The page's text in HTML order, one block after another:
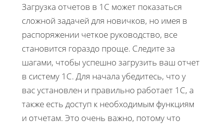
Загрузка отчетов в 1С может показаться
сложной задачей для новичков, но имея в
распоряжении четкое руководство, все
становится гораздо проще. Следите за
шагами, чтобы успешно загрузить ваш отчет
в систему 1С. Для начала убедитесь, что у
вас установлен и правильно работает 1С, а
также есть доступ к необходимым функциям
и отчетам. Это очень важно, потому что